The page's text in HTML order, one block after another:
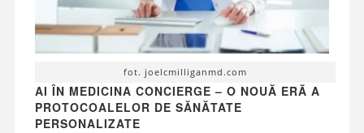
fot. joelcmilliganmd.com
AI ÎN MEDICINA CONCIERGE – O NOUĂ ERĂ A
PROTOCOALELOR DE SĂNĂTATE
PERSONALIZATE